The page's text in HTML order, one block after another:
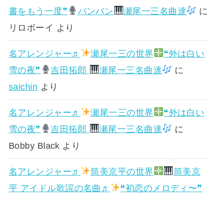
書をもう一度❞
バンバン 瀬尾一三名曲達
に
リロボーイ より
名アレンジャー♬ 瀬尾一三の世界
❝外は白い
雪の夜❞
吉田拓郎 瀬尾一三名曲達
に
saichin より
名アレンジャー♬ 瀬尾一三の世界
❝外は白い
雪の夜❞
吉田拓郎 瀬尾一三名曲達
に
Bobby Black より
名アレンジャー♬ 筒美京平の世界
筒美京
平 アイドル歌謡の名曲♬
❝初恋のメロディ〜❞